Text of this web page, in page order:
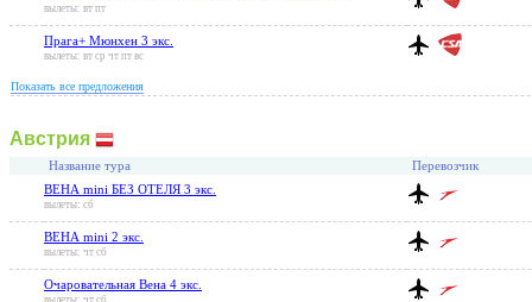
вылеты: вт пт
Прага+ Мюнхен 3 экс.
вылеты: вт ср чт пт вс
Показать все предложения
Австрия
Название тура Перевозчик
ВЕНА mini БЕЗ ОТЕЛЯ 3 экс.
вылеты: сб
ВЕНА mini 2 экс.
вылеты: чт сб
Очаровательная Вена 4 экс.
вылеты: чт сб